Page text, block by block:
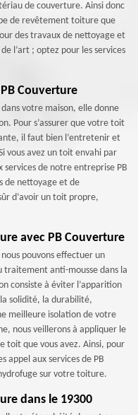
de couverture. Ainsi donc
de revêtement toiture que
des travaux de nettoyage et
l’art ; optez pour les services
Couverture
votre maison, elle donne
Pour s’assurer que votre toit
il faut bien l’entretenir et
vous avez un toit envahi par
services de notre entreprise PB
de nettoyage et de
d’avoir un toit propre,
avec PB Couverture
pouvons effectuer un
anti-mousse dans la
consiste à éviter l’apparition
solidité, la durabilité,
meilleure isolation de votre
nous veillerons à appliquer le
toit que vous avez. Ainsi, pour
appel aux services de PB
sur votre toiture.
dans le 19300